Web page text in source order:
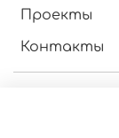
Проекты
Контакты